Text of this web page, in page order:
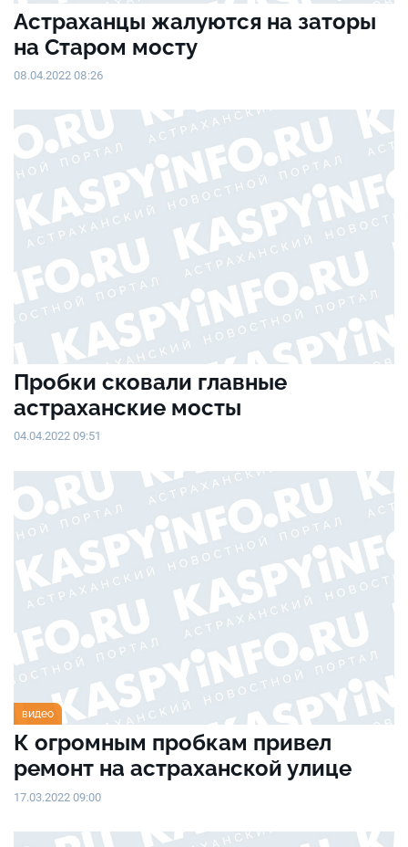
Астраханцы жалуются на заторы
на Старом мосту
08.04.2022 08:26
Пробки сковали главные
астраханские мосты
04.04.2022 09:51
видео
К огромным пробкам привел
ремонт на астраханской улице
17.03.2022 09:00